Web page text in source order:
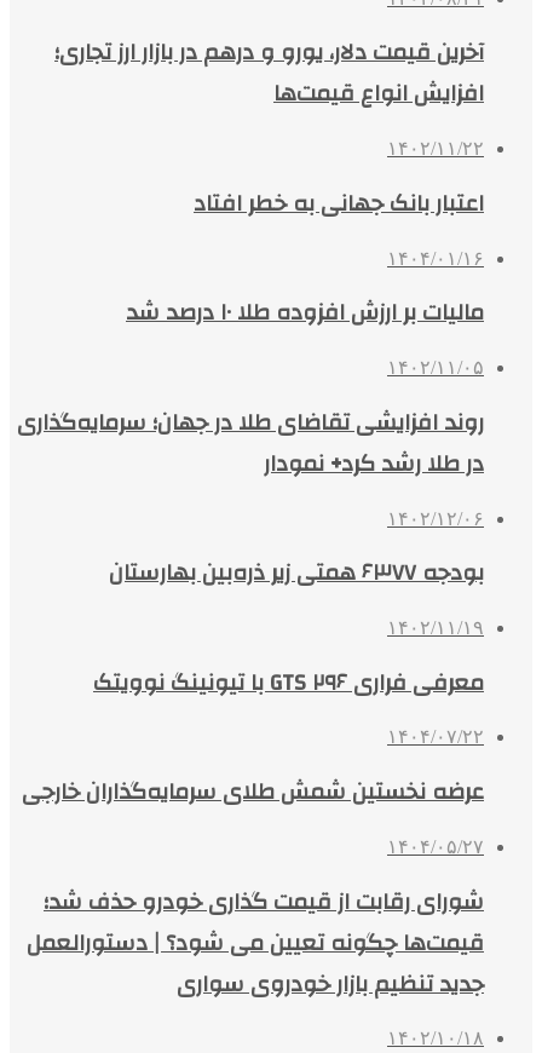
آخرین قیمت دلار، یورو و درهم در بازار ارز تجاری؛
افزایش انواع قیمت‌ها
۱۴۰۲/۱۱/۲۲
اعتبار بانک جهانی به خطر افتاد
۱۴۰۴/۰۱/۱۶
مالیات بر ارزش افزوده طلا ۱۰ درصد شد
۱۴۰۲/۱۱/۰۵
روند افزایشی تقاضای طلا در جهان؛ سرمایه‌گذاری
در طلا رشد کرد+ نمودار
۱۴۰۲/۱۲/۰۶
بودجه ۶۳۷۷ همتی زیر ذره‌بین بهارستان
۱۴۰۲/۱۱/۱۹
معرفی فراری ۲۹۶ GTS با تیونینگ نوویتک
۱۴۰۴/۰۷/۲۲
عرضه نخستین شمش طلای سرمایه‌گذاران خارجی
۱۴۰۴/۰۵/۲۷
شورای رقابت از قیمت گذاری خودرو حذف شد؛
قیمت‌ها چگونه تعیین می شود؟ | دستورالعمل
جدید تنظیم بازار خودروی سواری
۱۴۰۲/۱۰/۱۸